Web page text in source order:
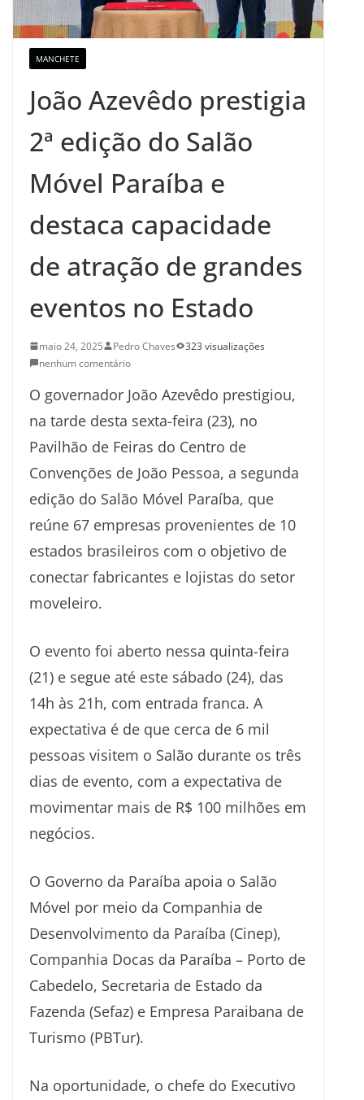
MANCHETE
João Azevêdo prestigia
2ª edição do Salão
Móvel Paraíba e
destaca capacidade
de atração de grandes
eventos no Estado
maio 24, 2025 Pedro Chaves
323 visualizações
nenhum comentário
O governador João Azevêdo prestigiou,
na tarde desta sexta-feira (23), no
Pavilhão de Feiras do Centro de
Convenções de João Pessoa, a segunda
edição do Salão Móvel Paraíba, que
reúne 67 empresas provenientes de 10
estados brasileiros com o objetivo de
conectar fabricantes e lojistas do setor
moveleiro.
O evento foi aberto nessa quinta-feira
(21) e segue até este sábado (24), das
14h às 21h, com entrada franca. A
expectativa é de que cerca de 6 mil
pessoas visitem o Salão durante os três
dias de evento, com a expectativa de
movimentar mais de R$ 100 milhões em
negócios.
O Governo da Paraíba apoia o Salão
Móvel por meio da Companhia de
Desenvolvimento da Paraíba (Cinep),
Companhia Docas da Paraíba – Porto de
Cabedelo, Secretaria de Estado da
Fazenda (Sefaz) e Empresa Paraibana de
Turismo (PBTur).
Na oportunidade, o chefe do Executivo